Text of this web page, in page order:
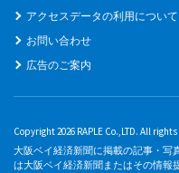
アクセスデータの利用について
お問い合わせ
広告のご案内
Copyright 2026 RAPLE Co.,LTD. All
大阪ベイ経済新聞に掲載の記事・写
は大阪ベイ経済新聞またはその情報